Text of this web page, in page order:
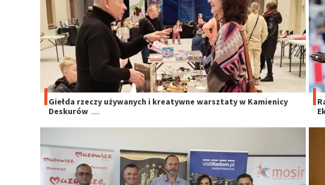
Giełda rzeczy używanych i kreatywne warsztaty w Kamienicy
Deskurów